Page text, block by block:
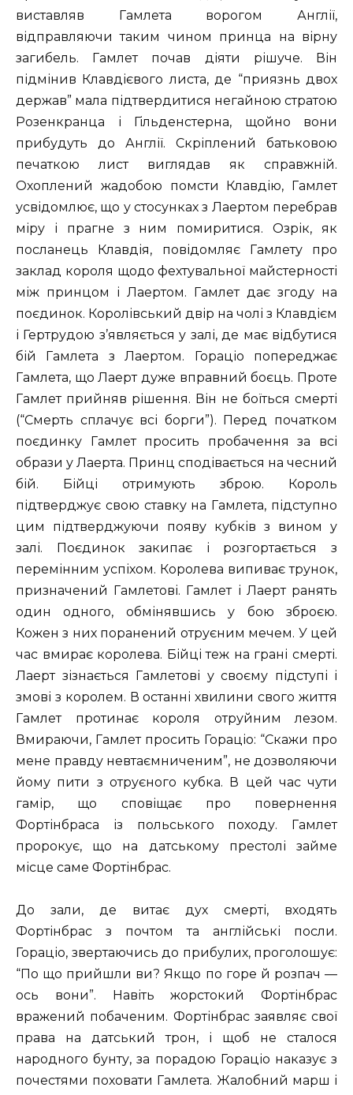
виставляв Гамлета ворогом Англії,
відправляючи таким чином принца на вірну
загибель. Гамлет почав діяти рішуче. Він
підмінив Клавдієвого листа, де “приязнь двох
держав” мала підтвердитися негайною стратою
Розенкранца і Гільденстерна, щойно вони
прибудуть до Англії. Скріплений батьковою
печаткою лист виглядав як справжній.
Охоплений жадобою помсти Клавдію, Гамлет
усвідомлює, що у стосунках з Лаертом перебрав
міру і прагне з ним помиритися. Озрік, як
посланець Клавдія, повідомляє Гамлету про
заклад короля щодо фехтувальної майстерності
між принцом і Лаертом. Гамлет дає згоду на
поєдинок. Королівський двір на чолі з Клавдієм
і Гертрудою з’являється у залі, де має відбутися
бій Гамлета з Лаертом. Гораціо попереджає
Гамлета, що Лаерт дуже вправний боєць. Проте
Гамлет прийняв рішення. Він не боїться смерті
(“Смерть сплачує всі борги”). Перед початком
поєдинку Гамлет просить пробачення за всі
образи у Лаерта. Принц сподівається на чесний
бій. Бійці отримують зброю. Король
підтверджує свою ставку на Гамлета, підступно
цим підтверджуючи появу кубків з вином у
залі. Поєдинок закипає і розгортається з
перемінним успіхом. Королева випиває трунок,
призначений Гамлетові. Гамлет і Лаерт ранять
один одного, обмінявшись у бою зброєю.
Кожен з них поранений отруєним мечем. У цей
час вмирає королева. Бійці теж на грані смерті.
Лаерт зізнається Гамлетові у своєму підступі і
змові з королем. В останні хвилини свого життя
Гамлет протинає короля отруйним лезом.
Вмираючи, Гамлет просить Гораціо: “Скажи про
мене правду невтаємниченим”, не дозволяючи
йому пити з отруєного кубка. В цей час чути
гамір, що сповіщає про повернення
Фортінбраса із польського походу. Гамлет
пророкує, що на датському престолі займе
місце саме Фортінбрас.
До зали, де витає дух смерті, входять
Фортінбрас з почтом та англійські посли.
Гораціо, звертаючись до прибулих, проголошує:
“По що прийшли ви? Якщо по горе й розпач —
ось вони”. Навіть жорстокий Фортінбрас
вражений побаченим. Фортінбрас заявляє свої
права на датський трон, і щоб не сталося
народного бунту, за порадою Гораціо наказує з
почестями поховати Гамлета. Жалобний марш і